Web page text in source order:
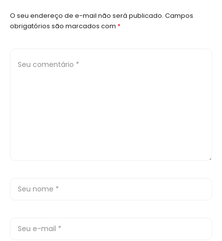
O seu endereço de e-mail não será publicado. Campos
obrigatórios são marcados com *